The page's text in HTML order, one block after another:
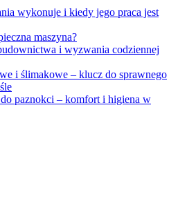
wykonuje i kiedy jego praca jest
maszyna?
i wyzwania codziennej
i ślimakowe – klucz do sprawnego
paznokci – komfort i higiena w